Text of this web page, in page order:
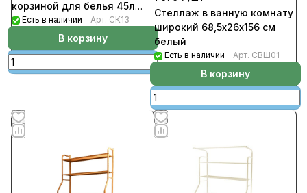
корзиной для белья 45л
бежевый
Есть в наличии Арт. СК13
В корзину
Стеллаж в ванную комнату
широкий 68,5х26х156 см
белый
Есть в наличии Арт. СВШ01
В корзину